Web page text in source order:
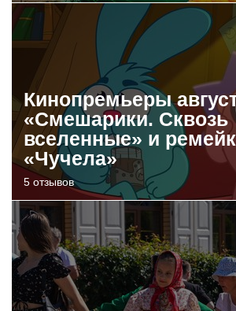
Кинопремьеры
«Смешарики. Сквозь
вселенные» и ремейк
«Чучела»
5 отзывов